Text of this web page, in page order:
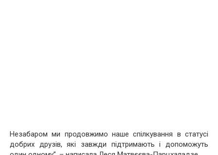
Незабаром ми продовжимо наше спілкування в статусі
добрих друзів, які завжди підтримають і допоможуть